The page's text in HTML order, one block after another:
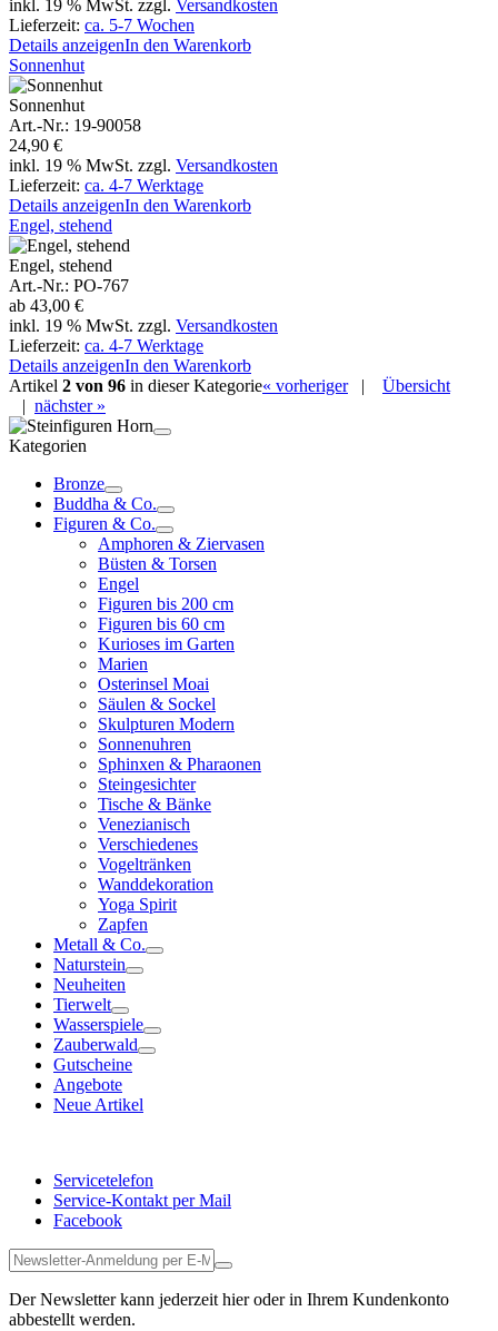
inkl. 19 % MwSt. zzgl. Versandkosten
Lieferzeit: ca. 5-7 Wochen
Details anzeigenIn den Warenkorb
Sonnenhut
Sonnenhut
Art.-Nr.: 19-90058
24,90 €
inkl. 19 % MwSt. zzgl. Versandkosten
Lieferzeit: ca. 4-7 Werktage
Details anzeigenIn den Warenkorb
Engel, stehend
Engel, stehend
Art.-Nr.: PO-767
ab 43,00 €
inkl. 19 % MwSt. zzgl. Versandkosten
Lieferzeit: ca. 4-7 Werktage
Details anzeigenIn den Warenkorb
Artikel 2 von 96 in dieser Kategorie« vorheriger| Übersicht
| nächster »
Kategorien
Bronze
Buddha & Co.
Figuren & Co.
Amphoren & Ziervasen
Büsten & Torsen
Engel
Figuren bis 200 cm
Figuren bis 60 cm
Kurioses im Garten
Marien
Osterinsel Moai
Säulen & Sockel
Skulpturen Modern
Sonnenuhren
Sphinxen & Pharaonen
Steingesichter
Tische & Bänke
Venezianisch
Verschiedenes
Vogeltränken
Wanddekoration
Yoga Spirit
Zapfen
Metall & Co.
Naturstein
Neuheiten
Tierwelt
Wasserspiele
Zauberwald
Gutscheine
Angebote
Neue Artikel
Servicetelefon
Service-Kontakt per Mail
Facebook
Der Newsletter kann jederzeit hier oder in Ihrem Kundenkonto
abbestellt werden.